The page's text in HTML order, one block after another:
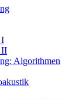
I
II
Algorithmen